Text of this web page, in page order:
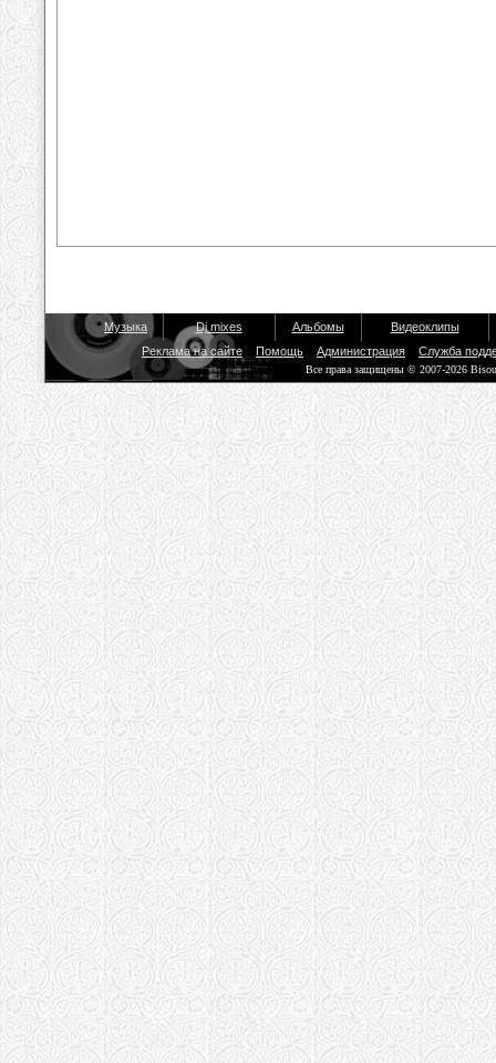
Музыка Dj mixes Альбомы
Видеоклипы
Реклама на сайте
Помощь Администрация Служба
Все права защищены © 2007-2026